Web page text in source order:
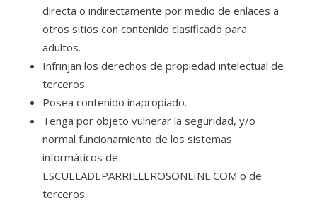
directa o indirectamente por medio de enlaces a
otros sitios con contenido clasificado para
adultos.
Infrinjan los derechos de propiedad intelectual de
terceros.
Posea contenido inapropiado.
Tenga por objeto vulnerar la seguridad, y/o
normal funcionamiento de los sistemas
informáticos de
ESCUELADEPARRILLEROSONLINE.COM o de
terceros.